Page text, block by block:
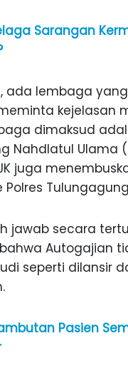
Sarangan
ada lembaga
kejelasan
dimaksud
Nahdlatul Ulama
juga
Polres
jawab secara
Autogajian
seperti dilansir
Pasien